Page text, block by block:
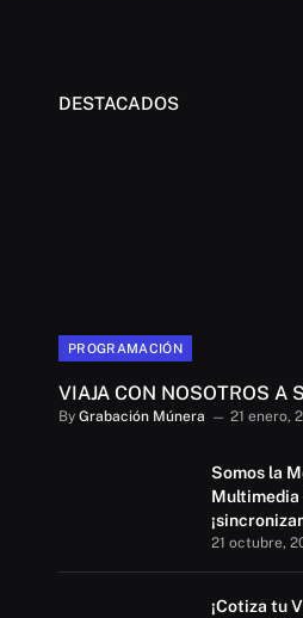
DESTACADOS
PROGRAMACIÓN
VIAJA CON NOSOTROS A
By Grabación Múnera 21 enero,
Somos la
Multimedia
21 octubre,
¡Cotiza tu